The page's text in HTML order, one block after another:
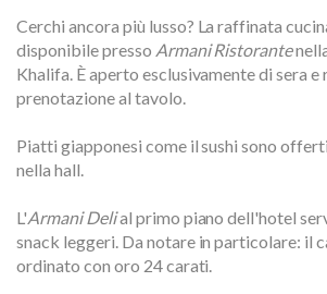
Cerchi ancora più lusso? La raffinata
disponibile presso Armani Ristorante
Khalifa. È aperto esclusivamente di sera e
prenotazione al tavolo.
Piatti giapponesi come il sushi sono
nella hall.
L'Armani Delial primo piano dell'hotel
snack leggeri. Da notare in particolare: il
ordinato con oro 24 carati.